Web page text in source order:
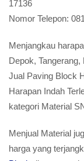
17136
Nomor Telepon:
Menjangkau
Depok,
Jual Paving Block
Harapan Indah
kategori Material
Menjual Material
harga yang